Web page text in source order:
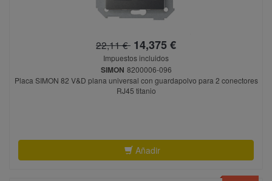
22,11 € 14,375 €
Impuestos incluidos
SIMON 8200006-096
Placa SIMON 82 V&D plana universal con guardapolvo para 2 conectores
RJ45 titanio
Añadir